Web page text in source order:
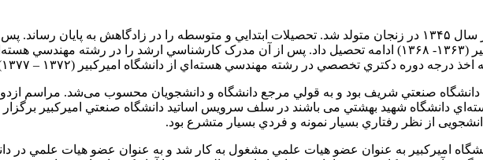
دکتر مجيد شهرياري، دومين شهيد هسته‌ای در سال ۱۳۴۵ در زنجان متولد شد. تحصيلات ابتدايي و متوسطه را در زادگاهش به
مهندسي الكترونيك در دانشگاه صنعتي اميركبير (۱۳۶۳- ۱۳۶۸) ادامه تحصيل داد. پس از آن مدرک كارشناسي ارشد را در
دانشگاه صنعتي شريف بود و به قولي مرجع دانشگاه و دانشجويان محسوب می‌شد. مراسم
دانشگاه شهيد بهشتي می باشند در سلف سرويس اساتيد دانشگاه صنعتي اميركبير برگزار
از نظر رفتاري بسيار نمونه و فردي بسيار متشرع بود.